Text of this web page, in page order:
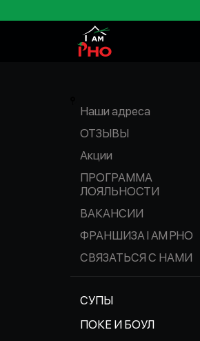
Наши адреса
ОТЗЫВЫ
Акции
ПРОГРАММА
ЛОЯЛЬНОСТИ
ВАКАНСИИ
ФРАНШИЗА I AM PHO
СВЯЗАТЬСЯ С НАМИ
СУПЫ
ПОКЕ И БОУЛ